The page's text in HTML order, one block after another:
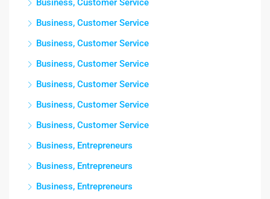
Business, Customer Service
Business, Customer Service
Business, Customer Service
Business, Customer Service
Business, Customer Service
Business, Customer Service
Business, Customer Service
Business, Entrepreneurs
Business, Entrepreneurs
Business, Entrepreneurs